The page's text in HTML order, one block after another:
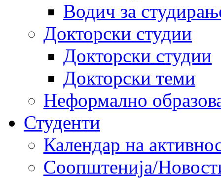
Водич за
Докторски студии
Докторски студии
Докторски теми
Неформално
Студенти
Календар на
Соопштенија/